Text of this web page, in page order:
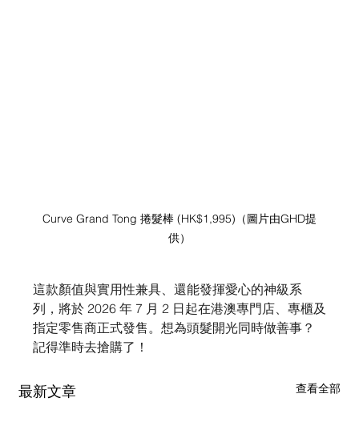
Curve Grand Tong 捲髮棒 (HK$1,995)（圖片由GHD提
供）
這款顏值與實用性兼具、還能發揮愛心的神級系
列，將於 2026 年 7 月 2 日起在港澳專門店、專櫃及
指定零售商正式發售。想為頭髮開光同時做善事？
記得準時去搶購了！
最新文章 查看全部